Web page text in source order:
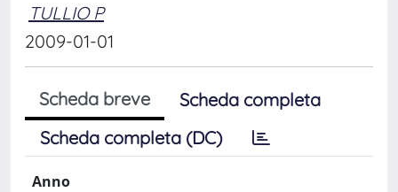
TULLIO P
2009-01-01
Scheda breve
Scheda completa
Scheda completa (DC)
Anno